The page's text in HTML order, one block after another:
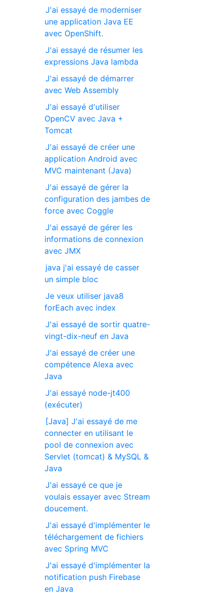
J'ai essayé de moderniser
une application Java EE
avec OpenShift.
J'ai essayé de résumer les
expressions Java lambda
J'ai essayé de démarrer
avec Web Assembly
J'ai essayé d'utiliser
OpenCV avec Java +
Tomcat
J'ai essayé de créer une
application Android avec
MVC maintenant (Java)
J'ai essayé de gérer la
configuration des jambes de
force avec Coggle
J'ai essayé de gérer les
informations de connexion
avec JMX
java j'ai essayé de casser
un simple bloc
Je veux utiliser java8
forEach avec index
J'ai essayé de sortir quatre-
vingt-dix-neuf en Java
J'ai essayé de créer une
compétence Alexa avec
Java
J'ai essayé node-jt400
(exécuter)
[Java] J'ai essayé de me
connecter en utilisant le
pool de connexion avec
Servlet (tomcat) & MySQL &
Java
J'ai essayé ce que je
voulais essayer avec Stream
doucement.
J'ai essayé d'implémenter le
téléchargement de fichiers
avec Spring MVC
J'ai essayé d'implémenter la
notification push Firebase
en Java